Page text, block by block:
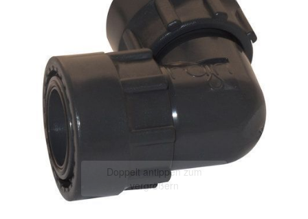
Doppelt antippen zum
vergrößern